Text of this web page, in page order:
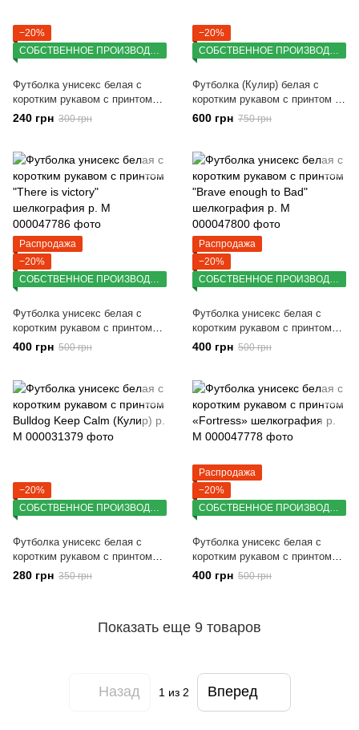
−20%
Футболка унисекс белая с
коротким рукавом с принтом
Лягушка черно белая (Кулир)
240 грн 300 грн
−20%
Футболка (Кулир) белая с
коротким рукавом с принтом Я
люблю Харьков раз. M (46)
600 грн 750 грн
Распродажа
−20%
Футболка унисекс белая с
коротким рукавом с принтом
"There is victory" шелкография
400 грн 500 грн
Распродажа
−20%
Футболка унисекс белая с
коротким рукавом с принтом
"Brave enough to Bad"
шелкография р. M
400 грн 500 грн
−20%
Футболка унисекс белая с
коротким рукавом с принтом
Bulldog Keep Calm (Кулир) р. M
280 грн 350 грн
Распродажа
−20%
Футболка унисекс белая с
коротким рукавом с принтом
«Fortress» шелкография р. M
400 грн 500 грн
Показать еще 9 товаров
Назад 1 из 2 Вперед